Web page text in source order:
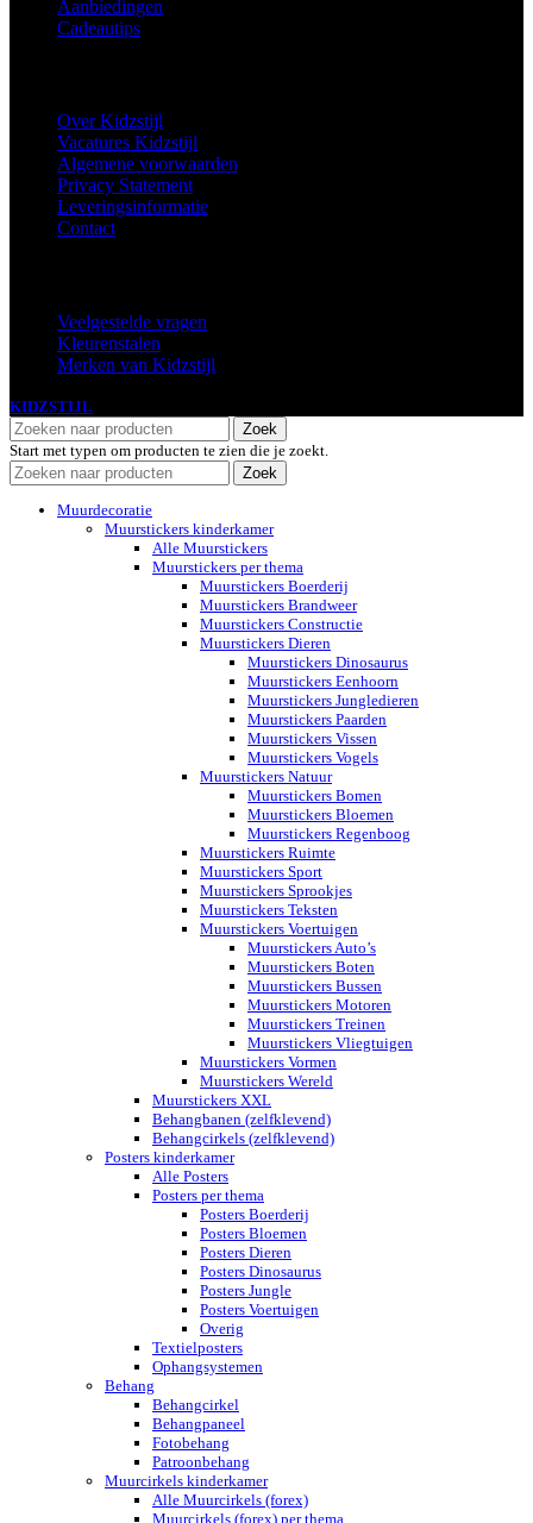
Aanbiedingen
Cadeautips
Over Kidzstijl
Vacatures Kidzstijl
Algemene voorwaarden
Privacy Statement
Leveringsinformatie
Contact
Veelgestelde vragen
Kleurenstalen
Merken van Kidzstijl
KIDZSTIJL
Zoek
Start met typen om producten te zien die je zoekt.
Zoek
Muurdecoratie
Muurstickers kinderkamer
Alle Muurstickers
Muurstickers per thema
Muurstickers Boerderij
Muurstickers Brandweer
Muurstickers Constructie
Muurstickers Dieren
Muurstickers Dinosaurus
Muurstickers Eenhoorn
Muurstickers Jungledieren
Muurstickers Paarden
Muurstickers Vissen
Muurstickers Vogels
Muurstickers Natuur
Muurstickers Bomen
Muurstickers Bloemen
Muurstickers Regenboog
Muurstickers Ruimte
Muurstickers Sport
Muurstickers Sprookjes
Muurstickers Teksten
Muurstickers Voertuigen
Muurstickers Auto’s
Muurstickers Boten
Muurstickers Bussen
Muurstickers Motoren
Muurstickers Treinen
Muurstickers Vliegtuigen
Muurstickers Vormen
Muurstickers Wereld
Muurstickers XXL
Behangbanen (zelfklevend)
Behangcirkels (zelfklevend)
Posters kinderkamer
Alle Posters
Posters per thema
Posters Boerderij
Posters Bloemen
Posters Dieren
Posters Dinosaurus
Posters Jungle
Posters Voertuigen
Overig
Textielposters
Ophangsystemen
Behang
Behangcirkel
Behangpaneel
Fotobehang
Patroonbehang
Muurcirkels kinderkamer
Alle Muurcirkels (forex)
Muurcirkels (forex) per thema